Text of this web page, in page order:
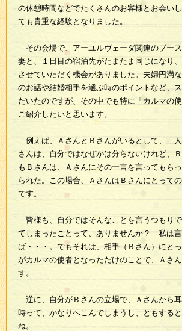
の休憩時間などでたくさんのお客様とお会い
ても貴重な経験となりました。
その会場で、アーユルヴェーダ関連のブー
妻と、１日目の宿泊先がたまたま同じになり
させていただく機会がありました。夫婦円満
のお話や結婚相手を選ぶ時のポイントなど、
だいたのですが、その中でも特に「カルマの
ご紹介したいと思います。
例えば、ＡさんとＢさんがいるとして、二
さんは、自分ではなぜかは分らないけれど、
もＢさんは、Ａさんにその一言を言ってもら
られた。この場合、ＡさんはＢさんにとって
です。
皆様も、自分ではそんなことを言うつもり
てしまったことって、ありませんか？ 私は
ば・・・。でもそれは、相手（Ｂさん）にと
がカルマの使者となっただけのことで、Ａさ
す。
逆に、自分がＢさんの立場で、Ａさんから
時って、かなりへこんでしまうし、ともする
ね。